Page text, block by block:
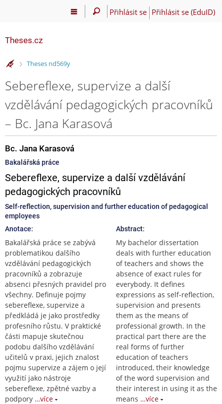
Přihlásit se Přihlásit se (EduID)
Theses.cz
>
Theses nd569y
Sebereflexe, supervize a další
vzdělávání pedagogických pracovníků
– Bc. Jana Karasová
Bc. Jana Karasová
Bakalářská práce
Sebereflexe, supervize a další vzdělávání
pedagogických pracovníků
Self-reflection, supervision and further education of pedagogical
employees
Anotace:
Bakalářská práce se zabývá
problematikou dalšího
vzdělávání pedagogických
pracovníků a zobrazuje
absenci přesných pravidel pro
všechny. Definuje pojmy
sebereflexe, supervize a
předkládá je jako prostředky
profesního růstu. V praktické
části mapuje skutečnou
podobu dalšího vzdělávání
učitelů v praxi, jejich znalost
pojmu supervize a zájem o její
využití jako nástroje
sebereflexe, zpětné vazby a
podpory …více
Abstract:
My bachelor dissertation
deals with further education
of teachers and shows the
absence of exact rules for
everybody. It defines
expressions as self-reflection,
supervision and presents
them as the means of
professional growth. In the
practical part there are the
real forms of further
education of teachers
introduced, their knowledge
of the word supervision and
their interest in using it as the
means …více